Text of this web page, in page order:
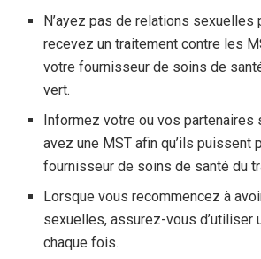
N’ayez pas de relations sexuelles
recevez un traitement contre les
votre fournisseur de soins de
vert.
Informez votre ou vos partenaires
avez une MST afin qu’ils puissent
fournisseur de soins de santé du
Lorsque vous recommencez à
sexuelles, assurez-vous d’utiliser
chaque fois.